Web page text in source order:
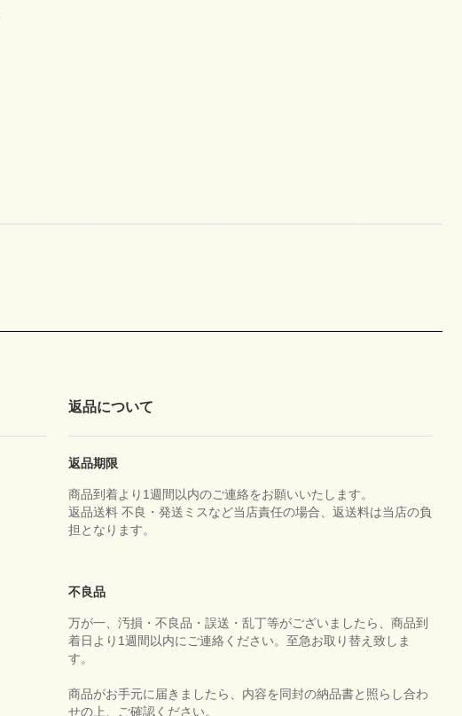
返品について
返品期限
商品到着より1週間以内のご連絡をお願いいたします。
返品送料 不良・発送ミスなど当店責任の場合、返送料は当店の負
担となります。
不良品
万が一、汚損・不良品・誤送・乱丁等がございましたら、商品到
着日より1週間以内にご連絡ください。至急お取り替え致しま
す。
商品がお手元に届きましたら、内容を同封の納品書と照らし合わ
せの上、ご確認ください。